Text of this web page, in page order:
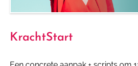
KrachtStart